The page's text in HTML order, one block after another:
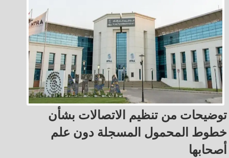
توضيحات من تنظيم الاتصالات بشأن
خطوط المحمول المسجلة دون علم
أصحابها